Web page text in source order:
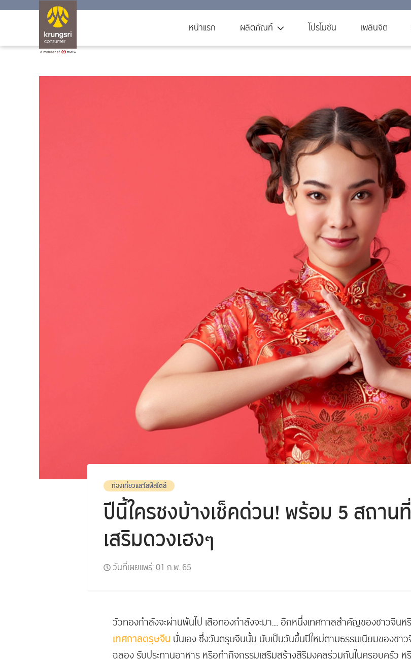
หน้าแรก ผลิตภัณฑ์ โปรโมชัน เพลินจิต
ท่องเที่ยวและไลฟ์สไตล์
ปีนี้ใครชงบ้างเช็คด่วน! พร้อม 5 สถาน
เสริมดวงเฮงๆ
วันที่เผยแพร่:01 ก.พ. 65
วัวทองกำลังจะผ่านพ้นไป เสือทองกำลังจะมา.... อีกหนึ่งเทศกาลสำคัญของชาวจีน
เทศกาลตรุษจีน นั่นเอง ซึ่งวันตรุษจีนนั้น นับเป็นวันขึ้นปีใหม่ตามธรรมเนียมของชา
ฉลอง รับประทานอาหาร หรือทำกิจกรรมเสริมสร้างสิริมงคลร่วมกันในครอบครัว